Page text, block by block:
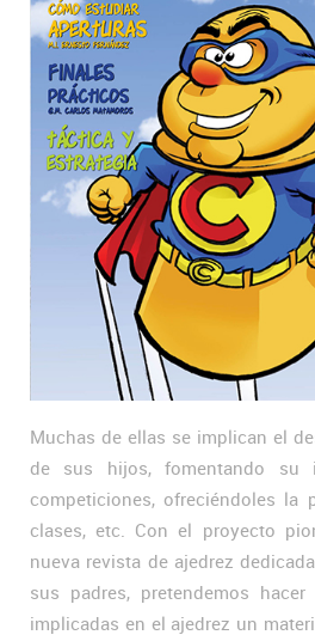
Muchas de ellas se implican el
de sus hijos, fomentando su
competiciones, ofreciéndoles la
clases, etc. Con el proyecto
nueva revista de ajedrez
sus padres, pretendemos
implicadas en el ajedrez un